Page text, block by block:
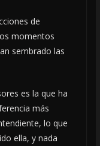
de
momentos
sembrado las
es la que ha
más
lo que
ella, y nada